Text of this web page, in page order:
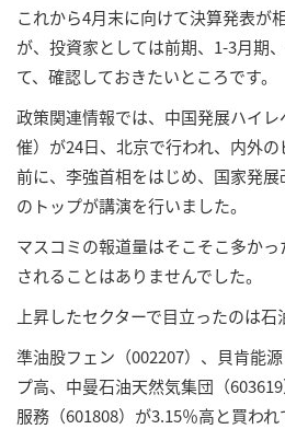
これから4月末に向けて決算発表が
が、投資家としては前期、1-3月期
て、確認しておきたいところです。
政策関連情報では、中国発展ハイ
催）が24日、北京で行われ、内外
前に、李強首相をはじめ、国家発
のトップが講演を行いました。
マスコミの報道量はそこそこ多か
されることはありませんでした。
上昇したセクターで目立ったのは石
準油股フェン（002207）、貝肯能
プ高、中曼石油天然気集団（
服務（601808）が3.15％高と買われ